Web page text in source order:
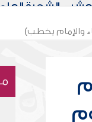
الشجرة
والإمام يخطب)